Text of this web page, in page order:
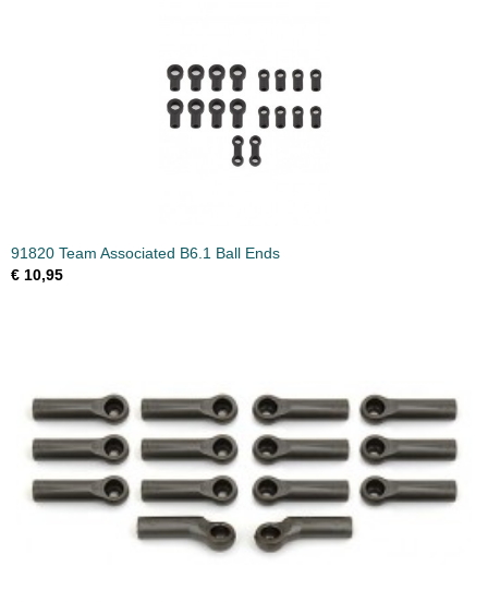
91820 Team Associated B6.1 Ball Ends
€ 10,95